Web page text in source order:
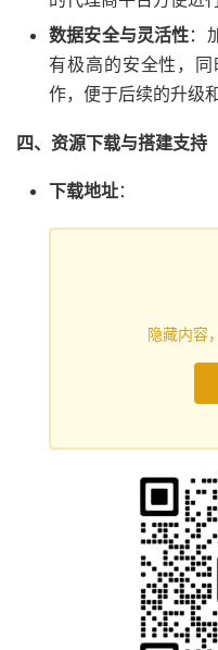
数据安全与灵活性：
有极高的安全性，
作，便于后续的升级
四、资源下载与搭建支持
下载地址：
隐藏内容